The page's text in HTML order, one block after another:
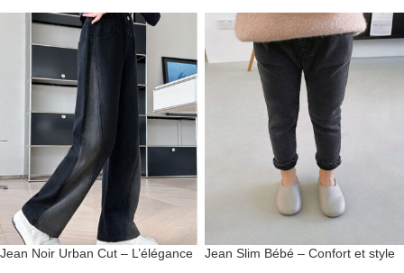
Jean Noir Urban Cut – L’élégance
Jean Slim Bébé – Confort et style